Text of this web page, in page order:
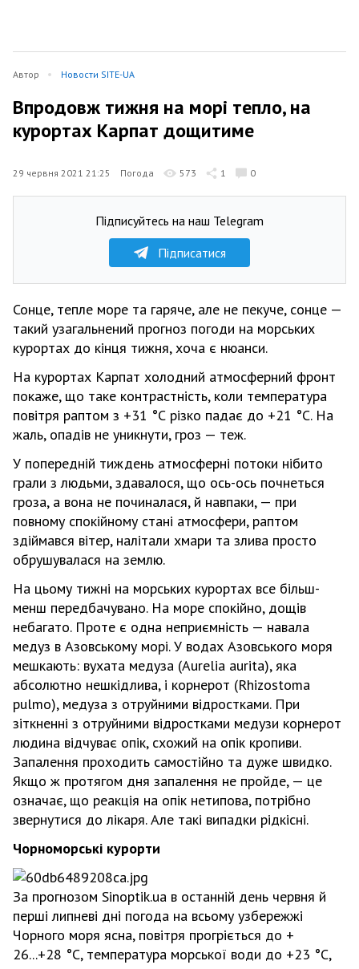
Автор Новости SITE-UA
Впродовж тижня на морі тепло, на
курортах Карпат дощитиме
29 червня 2021 21:25 Погода 573 1 0
Підписуйтесь на наш Telegram
Підписатися
Сонце, тепле море та гаряче, але не пекуче, сонце —
такий узагальнений прогноз погоди на морських
курортах до кінця тижня, хоча є нюанси.
На курортах Карпат холодний атмосферний фронт
покаже, що таке контрастність, коли температура
повітря раптом з +31 °С різко падає до +21 °С. На
жаль, опадів не уникнути, гроз — теж.
У попередній тиждень атмосферні потоки нібито
грали з людьми, здавалося, що ось-ось почнеться
гроза, а вона не починалася, й навпаки, — при
повному спокійному стані атмосфери, раптом
здіймався вітер, налітали хмари та злива просто
обрушувалася на землю.
На цьому тижні на морських курортах все більш-
менш передбачувано. На море спокійно, дощів
небагато. Проте є одна неприємність — навала
медуз в Азовському морі. У водах Азовського моря
мешкають: вухата медуза (Aurelia aurita), яка
абсолютно нешкідлива, і корнерот (Rhizostoma
pulmo), медуза з отруйними відростками. При
зіткненні з отруйними відростками медузи корнерот
людина відчуває опік, схожий на опік кропиви.
Запалення проходить самостійно та дуже швидко.
Якщо ж протягом дня запалення не пройде, — це
означає, що реакція на опік нетипова, потрібно
звернутися до лікаря. Але такі випадки рідкісні.
Чорноморські курорти
За прогнозом Sinoptik.ua в останній день червня й
перші липневі дні погода на всьому узбережжі
Чорного моря ясна, повітря прогріється до +
26...+28 °С, температура морської води до +23 °С,